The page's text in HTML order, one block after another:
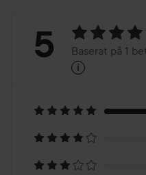
Betyg:
på
1
5 Baserat på 1
i